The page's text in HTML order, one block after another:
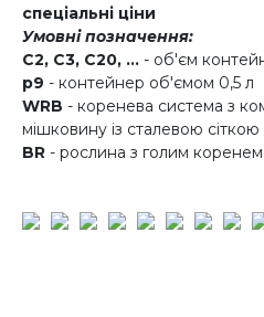
спеціальні ціни
Умовні позначення:
C2, C3, C20, ... - об'єм
p9 - контейнер об'ємом 0,5 л
WRB - коренева система з
мішковину із сталевою сіткою
BR - рослина з голим коренем